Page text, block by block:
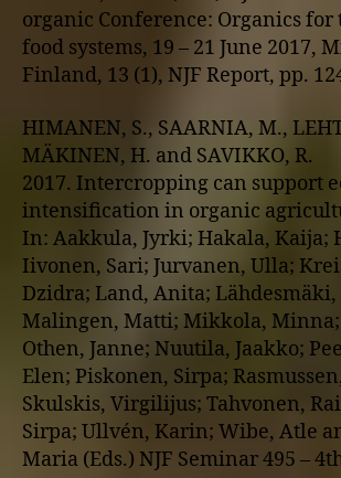
organic Conference: Organics for
food systems, 19 – 21 June 2017,
Finland, 13 (1), NJF Report, pp.
HIMANEN, S., SAARNIA, M.,
MÄKINEN, H. and SAVIKKO, R.
2017. Intercropping can support
intensification in organic
In: Aakkula, Jyrki; Hakala, Kaija;
Iivonen, Sari; Jurvanen, Ulla;
Dzidra; Land, Anita;
Malingen, Matti; Mikkola,
Othen, Janne; Nuutila, Jaakko;
Elen; Piskonen, Sirpa;
Skulskis, Virgilijus; Tahvonen,
Sirpa; Ullvén, Karin; Wibe, Atle
Maria (Eds.) NJF Seminar 495 –